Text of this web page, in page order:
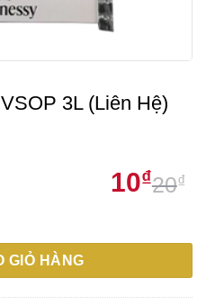
3L (Liên Hệ)
20₫
10₫
Hệ) số lượng
GIỎ HÀNG